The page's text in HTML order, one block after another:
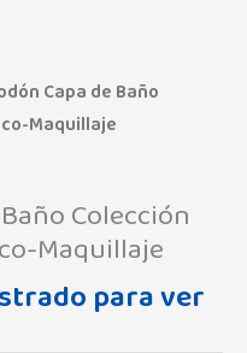
Capa de Baño
Maquillaje
Colección
Maquillaje
para ver